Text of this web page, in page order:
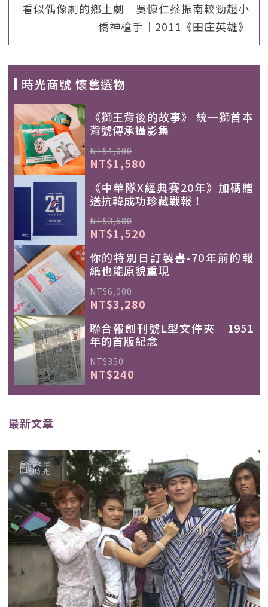
看似偶像劇的鄉土劇 吳慷仁蔡振南較勁趙小
僑神槍手｜2011《田庄英雄》
時光商號 懷舊選物
《獅王背後的故事》 統一獅首本
背號傳承攝影集
NT$4,000
NT$1,580
《中華隊X經典賽20年》加碼贈
送抗韓成功珍藏戰報！
NT$3,680
NT$1,520
你的特別日訂製書-70年前的報
紙也能原貌重現
NT$6,000
NT$3,280
聯合報創刊號L型文件夾｜1951
年的首版紀念
NT$350
NT$240
最新文章